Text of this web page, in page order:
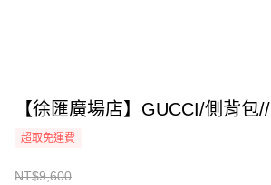
【徐匯廣場店】GUCCI/側背包//
超取免運費
NT$9,600